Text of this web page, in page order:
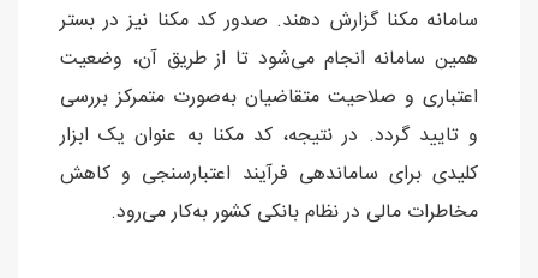
سامانه مکنا گزارش دهند. صدور کد مکنا نیز در بستر
همین سامانه انجام می‌شود تا از طریق آن، وضعیت
اعتباری و صلاحیت متقاضیان به‌صورت متمرکز بررسی
و تایید گردد. در نتیجه، کد مکنا به عنوان یک ابزار
کلیدی برای ساماندهی فرآیند اعتبارسنجی و کاهش
مخاطرات مالی در نظام بانکی کشور به‌کار می‌رود.